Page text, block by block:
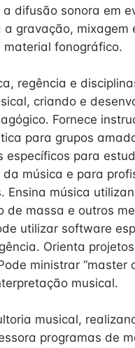
a difusão sonora em
a gravação, mixagem
material fonográfico.
regência e
criando e
Fornece
para grupos
específicos para
da música e para
Ensina música
de massa e outros
utilizar software
Orienta
ministrar “master
musical.
musical,
programas de